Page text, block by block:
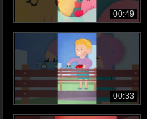
00:49
00:33